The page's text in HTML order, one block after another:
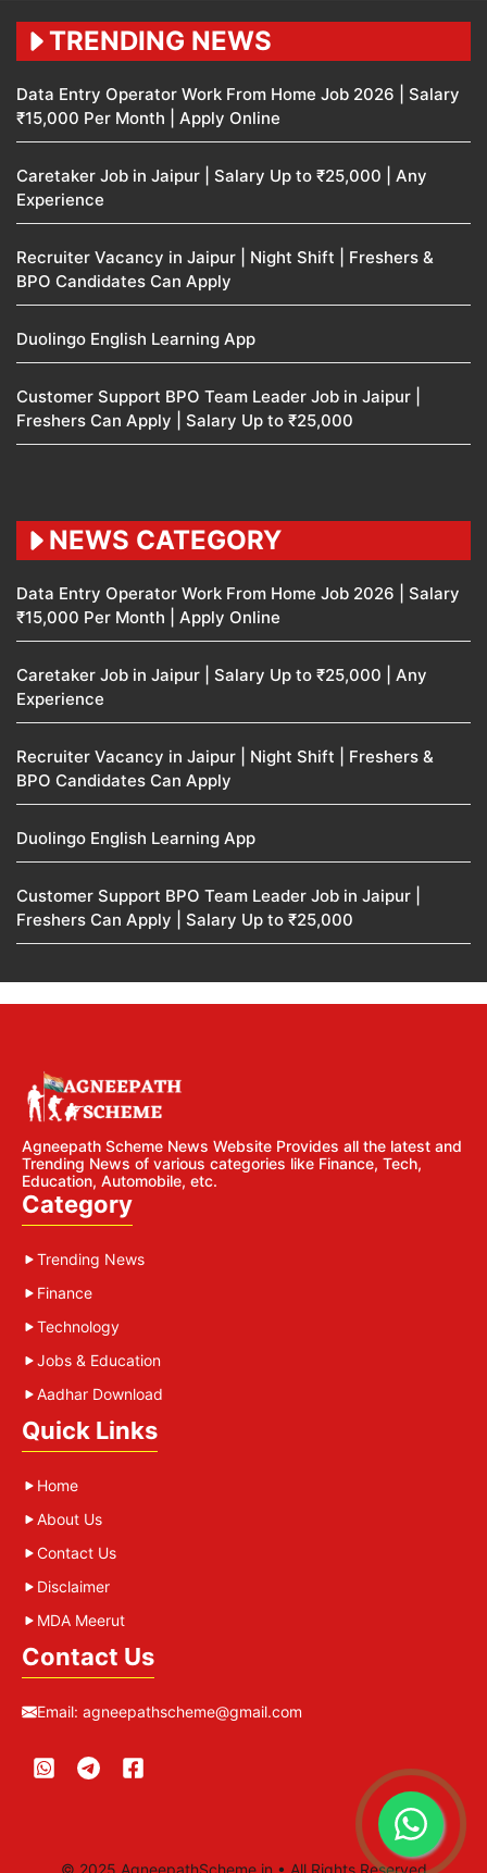
TRENDING NEWS
Data Entry Operator Work From Home Job 2026 | Salary
₹15,000 Per Month | Apply Online
Caretaker Job in Jaipur | Salary Up to ₹25,000 | Any
Experience
Recruiter Vacancy in Jaipur | Night Shift | Freshers &
BPO Candidates Can Apply
Duolingo English Learning App
Customer Support BPO Team Leader Job in Jaipur |
Freshers Can Apply | Salary Up to ₹25,000
NEWS CATEGORY
Data Entry Operator Work From Home Job 2026 | Salary
₹15,000 Per Month | Apply Online
Caretaker Job in Jaipur | Salary Up to ₹25,000 | Any
Experience
Recruiter Vacancy in Jaipur | Night Shift | Freshers &
BPO Candidates Can Apply
Duolingo English Learning App
Customer Support BPO Team Leader Job in Jaipur |
Freshers Can Apply | Salary Up to ₹25,000
Agneepath Scheme News Website Provides all the latest and
Trending News of various categories like Finance, Tech,
Education, Automobile, etc.
Category
Trending News
Finance
Technology
Jobs & Education
Aadhar Download
Quick Links
Home
About Us
Contact Us
Disclaimer
MDA Meerut
Contact Us
Email: agneepathscheme@gmail.com